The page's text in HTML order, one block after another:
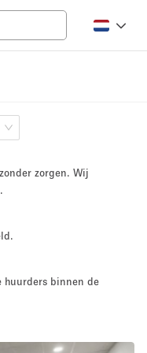
5000+ sq ft
zorgen. Wij
binnen de